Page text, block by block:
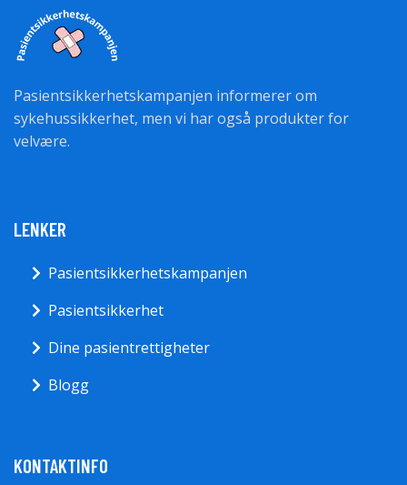
Pasientsikkerhetskampanjen informerer om
sykehussikkerhet, men vi har også produkter for
velvære.
LENKER
Pasientsikkerhetskampanjen
Pasientsikkerhet
Dine pasientrettigheter
Blogg
KONTAKTINFO